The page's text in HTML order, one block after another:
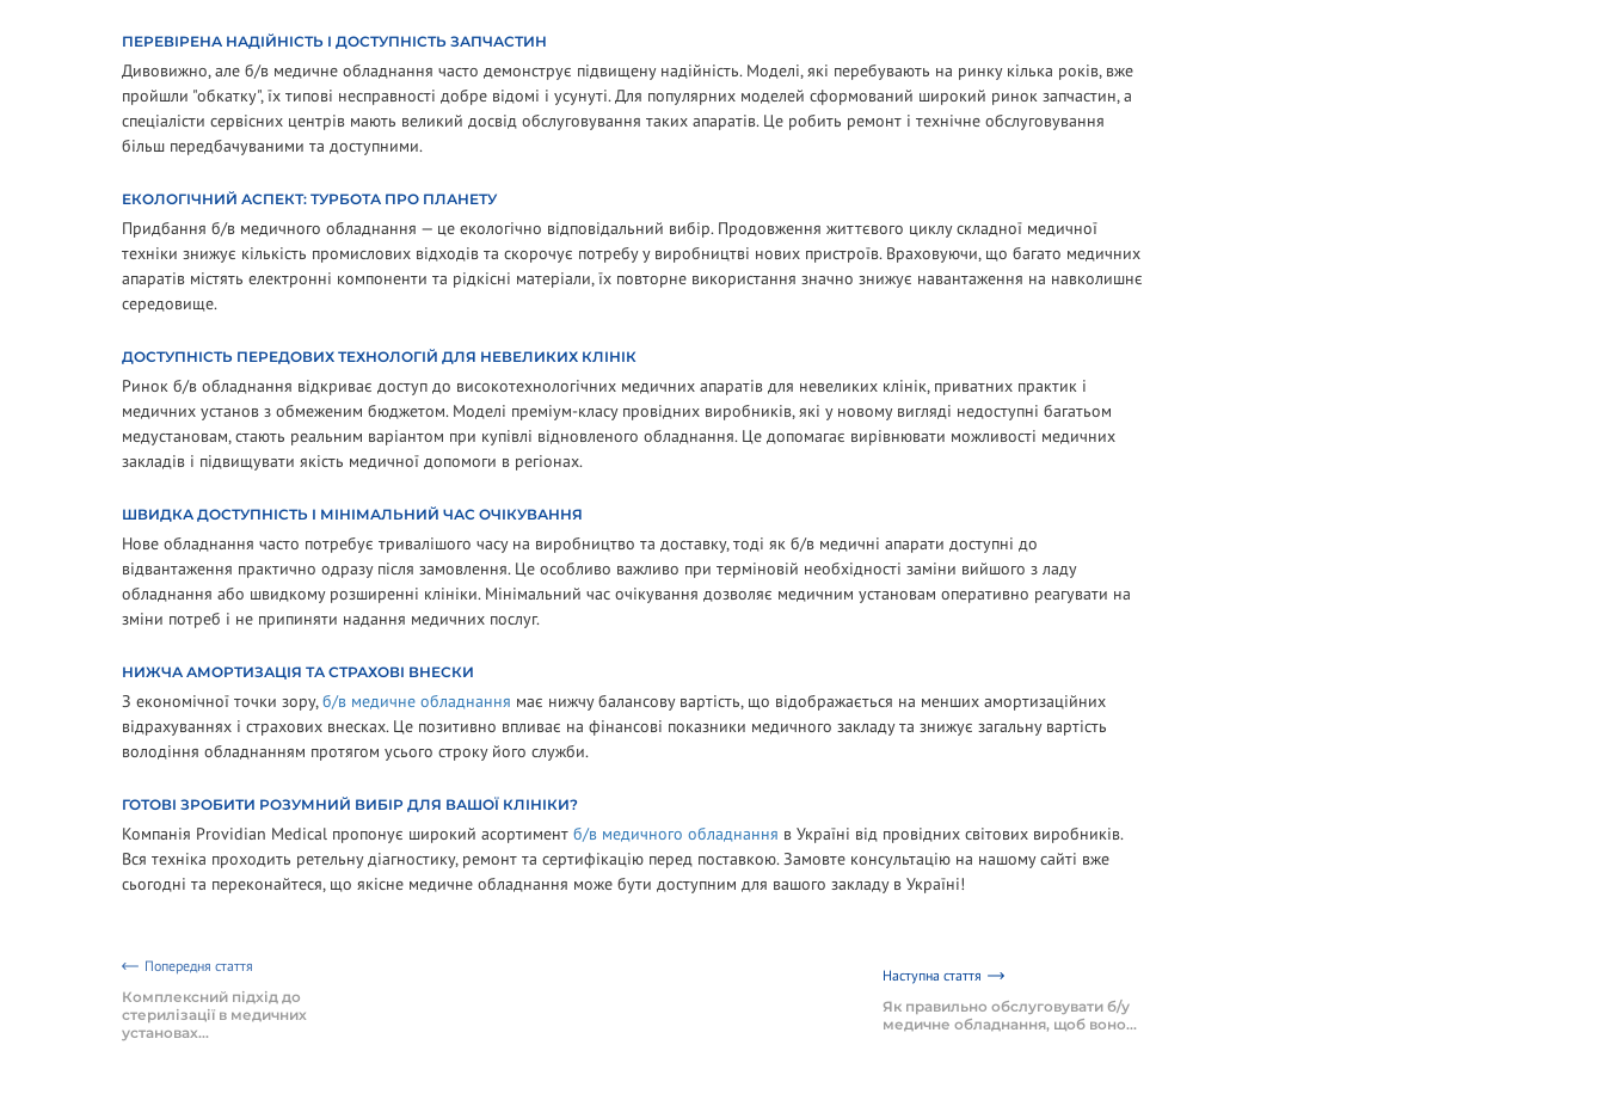
ПЕРЕВІРЕНА НАДІЙНІСТЬ І ДОСТУПНІСТЬ ЗАПЧАСТИН
Дивовижно, але б/в медичне обладнання часто демонструє підвищену надійність. Моделі, які перебувають на ринку кілька років, вже
пройшли "обкатку", їх типові несправності добре відомі і усунуті. Для популярних моделей сформований широкий ринок запчастин, а
спеціалісти сервісних центрів мають великий досвід обслуговування таких апаратів. Це робить ремонт і технічне обслуговування
більш передбачуваними та доступними.
ЕКОЛОГІЧНИЙ АСПЕКТ: ТУРБОТА ПРО ПЛАНЕТУ
Придбання б/в медичного обладнання — це екологічно відповідальний вибір. Продовження життєвого циклу складної медичної
техніки знижує кількість промислових відходів та скорочує потребу у виробництві нових пристроїв. Враховуючи, що багато медичних
апаратів містять електронні компоненти та рідкісні матеріали, їх повторне використання значно знижує навантаження на навколишнє
середовище.
ДОСТУПНІСТЬ ПЕРЕДОВИХ ТЕХНОЛОГІЙ ДЛЯ НЕВЕЛИКИХ КЛІНІК
Ринок б/в обладнання відкриває доступ до високотехнологічних медичних апаратів для невеликих клінік, приватних практик і
медичних установ з обмеженим бюджетом. Моделі преміум-класу провідних виробників, які у новому вигляді недоступні багатьом
медустановам, стають реальним варіантом при купівлі відновленого обладнання. Це допомагає вирівнювати можливості медичних
закладів і підвищувати якість медичної допомоги в регіонах.
ШВИДКА ДОСТУПНІСТЬ І МІНІМАЛЬНИЙ ЧАС ОЧІКУВАННЯ
Нове обладнання часто потребує тривалішого часу на виробництво та доставку, тоді як б/в медичні апарати доступні до
відвантаження практично одразу після замовлення. Це особливо важливо при терміновій необхідності заміни вийшого з ладу
обладнання або швидкому розширенні клініки. Мінімальний час очікування дозволяє медичним установам оперативно реагувати на
зміни потреб і не припиняти надання медичних послуг.
НИЖЧА АМОРТИЗАЦІЯ ТА СТРАХОВІ ВНЕСКИ
З економічної точки зору,б/в медичне обладнання має нижчу балансову вартість, що відображається на менших амортизаційних
відрахуваннях і страхових внесках. Це позитивно впливає на фінансові показники медичного закладу та знижує загальну вартість
володіння обладнанням протягом усього строку його служби.
ГОТОВІ ЗРОБИТИ РОЗУМНИЙ ВИБІР ДЛЯ ВАШОЇ КЛІНІКИ?
Компанія Providian Medical пропонує широкий асортимент б/в медичного обладнання в Україні від провідних світових виробників.
Вся техніка проходить ретельну діагностику, ремонт та сертифікацію перед поставкою. Замовте консультацію на нашому сайті вже
сьогодні та переконайтеся, що якісне медичне обладнання може бути доступним для вашого закладу в Україні!
Попередня стаття
Комплексний підхід до
стерилізації в медичних
установах...
Наступна стаття
Як правильно обслуговувати б/у
медичне обладнання, щоб воно...